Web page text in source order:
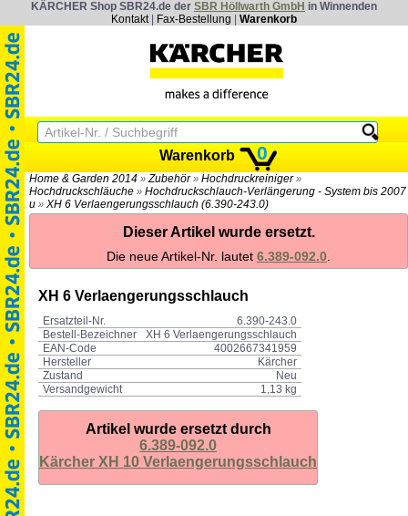
KÄRCHER Shop SBR24.de der SBR Höllwarth GmbH in Winnenden
Kontakt| Fax-Bestellung Warenkorb
Warenkorb 0
Home & Garden 2014 » Zubehör» Hochdruckreiniger»
Hochdruckschläuche » Hochdruckschlauch-Verlängerung - System bis 2007
u » XH 6 Verlaengerungsschlauch (6.390-243.0)
Dieser Artikel wurde ersetzt.
Die neue Artikel-Nr. lautet 6.389-092.0.
XH 6 Verlaengerungsschlauch
Ersatzteil-Nr.
6.390-243.0
Bestell-Bezeichner
XH 6 Verlaengerungsschlauch
EAN-Code
4002667341959
Hersteller
Kärcher
Zustand
Neu
Versandgewicht
1,13 kg
Artikel wurde ersetzt durch
6.389-092.0
Kärcher XH 10 Verlaengerungsschlauch